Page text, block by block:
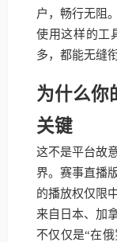
户，畅行无阻
使用这样的工
多，都能无缝
为什么你
关键
这不是平台故
界。赛事直播
的播放权仅限
来自日本、加
不仅仅是“在